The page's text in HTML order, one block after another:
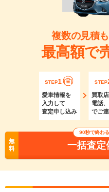
複数の見積
最高額で
STEP1
愛車情報を
入力して
査定申し込み
STEP
買取
電話
でご
無
料
90秒で終わ
一括査定